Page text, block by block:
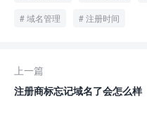
域名管理 注册时间
上一篇
注册商标忘记域名了会怎么样